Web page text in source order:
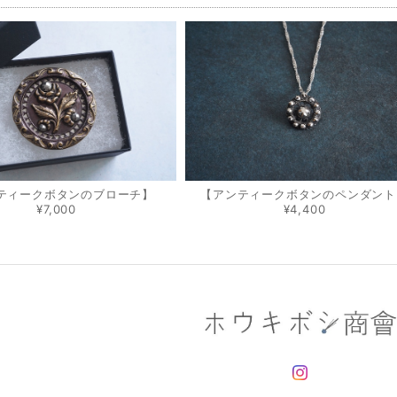
ィークボタンのブローチ】
¥7,000
【アンティークボタンのペンダン
¥4,400